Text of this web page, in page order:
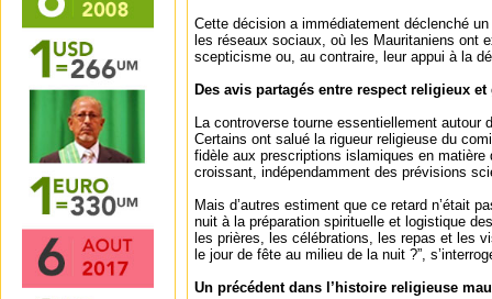
Cette décision a immédiatement déclenché
les réseaux sociaux, où les Mauritaniens ont
scepticisme ou, au contraire, leur appui à la
Des avis partagés entre respect religieux
La controverse tourne essentiellement autour
Certains ont salué la rigueur religieuse du
fidèle aux prescriptions islamiques en matière
croissant, indépendamment des prévisions
Mais d’autres estiment que ce retard n’était
nuit à la préparation spirituelle et logistique
les prières, les célébrations, les repas et les
le jour de fête au milieu de la nuit ?”,
Un précédent dans l’histoire religieuse